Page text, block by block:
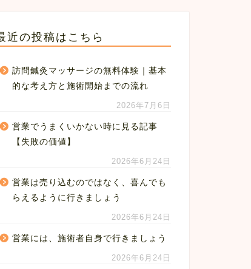
近の投稿はこちら
訪問鍼灸マッサージの無料体験｜基本
的な考え方と施術開始までの流れ
2026年7月6日
営業でうまくいかない時に見る記事
【失敗の価値】
2026年6月24日
営業は売り込むのではなく、喜んでも
らえるように行きましょう
2026年6月24日
営業には、施術者自身で行きましょう
2026年6月24日